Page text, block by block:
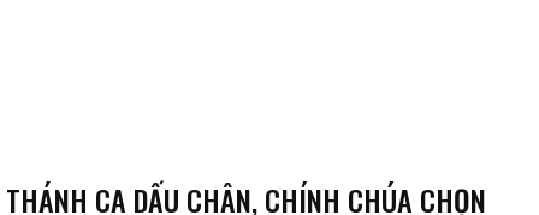
THÁNH CA DẤU CHÂN, CHÍNH CHÚA CHỌN